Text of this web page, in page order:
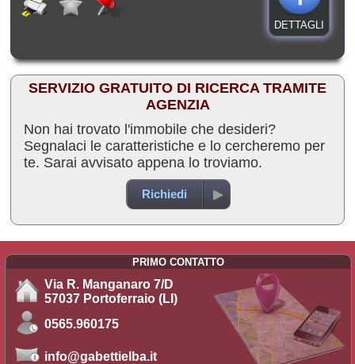
DETTAGLI
SERVIZIO GRATUITO DI RICERCA TRAMITE
AGENZIA
Non hai trovato l'immobile che desideri?
Segnalaci le caratteristiche e lo cercheremo per
te. Sarai avvisato appena lo troviamo.
Richiedi
PRIMO CONTATTO
Via R. Manganaro 7/D
57037 Portoferraio (LI)
0565.960175
info@gabettielba.it